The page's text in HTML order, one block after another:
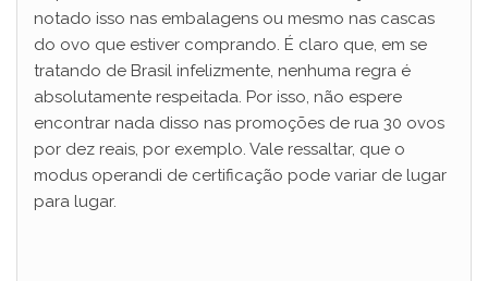
notado isso nas embalagens ou mesmo nas cascas
do ovo que estiver comprando. É claro que, em se
tratando de Brasil infelizmente, nenhuma regra é
absolutamente respeitada. Por isso, não espere
encontrar nada disso nas promoções de rua 30 ovos
por dez reais, por exemplo. Vale ressaltar, que o
modus operandi de certificação pode variar de lugar
para lugar.